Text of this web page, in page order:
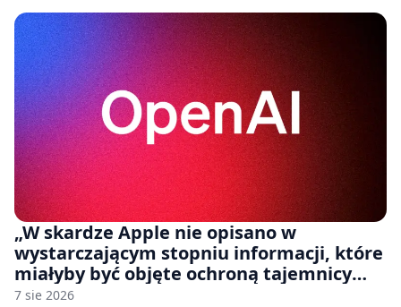
„W skardze Apple nie opisano w
wystarczającym stopniu informacji, które
miałyby być objęte ochroną tajemnicy
handlowej”. OpenAI żąda odrzucenia
7 sie 2026